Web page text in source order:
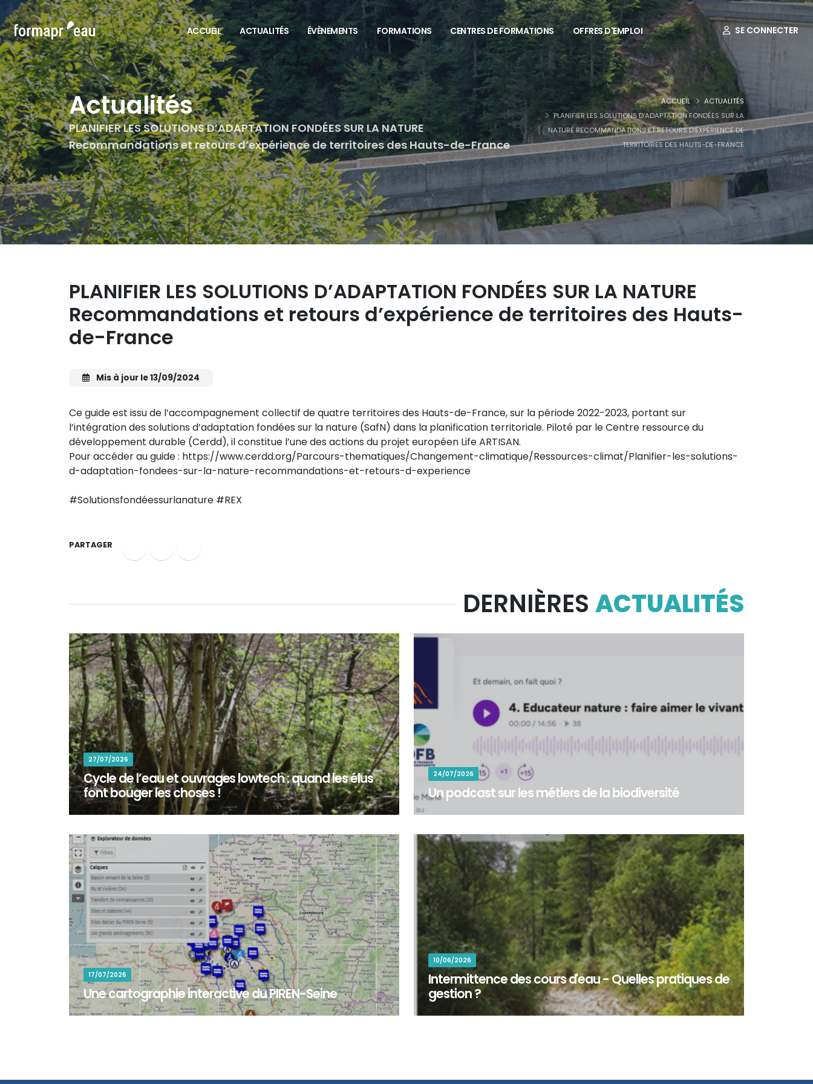
ACCUEIL ACTUALITÉS ÉVÈNEMENTS FORMATIONS CENTRES DE FORMATIONS OFFRES D'EMPLOI SE CONNECTER
Actualités
PLANIFIER LES SOLUTIONS D’ADAPTATION FONDÉES SUR LA NATURE
Recommandations et retours d’expérience de territoires des Hauts-de-France
ACCUEIL
ACTUALITÉS
PLANIFIER LES SOLUTIONS D’ADAPTATION FONDÉES SUR LA
NATURE RECOMMANDATIONS ET RETOURS D’EXPÉRIENCE DE
TERRITOIRES DES HAUTS-DE-FRANCE
PLANIFIER LES SOLUTIONS D’ADAPTATION FONDÉES SUR LA NATURE
Recommandations et retours d’expérience de territoires des Hauts-
de-France
Mis à jour le 13/09/2024
Ce guide est issu de l’accompagnement collectif de quatre territoires des Hauts-de-France, sur la période 2022-2023, portant sur
l’intégration des solutions d’adaptation fondées sur la nature (SafN) dans la planification territoriale. Piloté par le Centre ressource du
développement durable (Cerdd), il constitue l’une des actions du projet européen Life ARTISAN.
Pour accéder au guide : https://www.cerdd.org/Parcours-thematiques/Changement-climatique/Ressources-climat/Planifier-les-solutions-
d-adaptation-fondees-sur-la-nature-recommandations-et-retours-d-experience
#Solutionsfondéessurlanature #REX
PARTAGER
DERNIÈRES ACTUALITÉS
27/07/2026
Cycle de l’eau et ouvrages lowtech : quand les élus
font bouger les choses !
En octobre 2025, une centaine de bénévoles ont répondu à l’appel de la
24/07/2026
Un podcast sur les métiers de la biodiversité
&nbsp;Un podcast sur les métiers de la biodiversité - Dans le cadre du Work
17/07/2026
Une cartographie interactive du PIREN-Seine
La cartographie interactive du PIREN-Seine permet d'explorer les territoires,
10/06/2026
Intermittence des cours d'eau - Quelles pratiques de
gestion ?
Plus de la moitié du réseau hydrographique mondial est concerné par la